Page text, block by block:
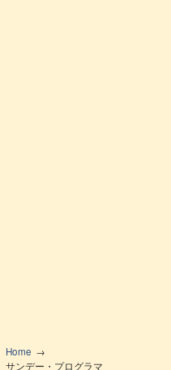
Home
サンデー・プログラマ